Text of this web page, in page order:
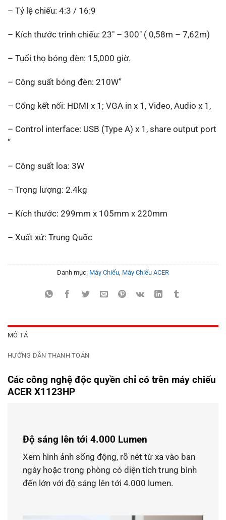
– Tỷ lệ chiếu: 4:3 / 16:9
– Kích thước trình chiếu: 23″ – 300″ ( 0,58m – 7,62m)
– Tuổi thọ bóng đèn: 15,000 giờ.
– Công suất bóng đèn: 210W”
– Cổng kết nối: HDMI x 1; VGA in x 1, Video, Audio x 1,
– Control interface: USB (Type A) x 1, share output port
“
– Công suất loa: 3W
– Trọng lượng: 2.4kg
– Kích thước: 299mm x 105mm x 220mm
– Xuất xứ: Trung Quốc
Danh mục: Máy Chiếu, Máy Chiếu ACER
MÔ TẢ
HƯỚNG DẪN THANH TOÁN
Các công nghệ độc quyền chỉ có trên máy chiếu
ACER X1123HP
Độ sáng lên tới 4.000 Lumen
Xem hình ảnh sống động, rõ nét từ xa vào ban
ngày hoặc trong phòng có diện tích trung bình
đến lớn với độ sáng lên tới 4.000 lumen.